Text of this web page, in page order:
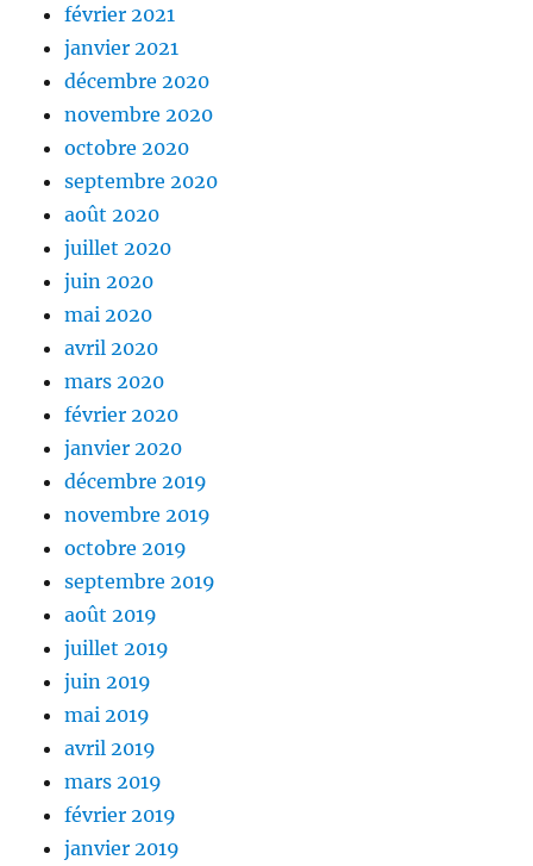
février 2021
janvier 2021
décembre 2020
novembre 2020
octobre 2020
septembre 2020
août 2020
juillet 2020
juin 2020
mai 2020
avril 2020
mars 2020
février 2020
janvier 2020
décembre 2019
novembre 2019
octobre 2019
septembre 2019
août 2019
juillet 2019
juin 2019
mai 2019
avril 2019
mars 2019
février 2019
janvier 2019